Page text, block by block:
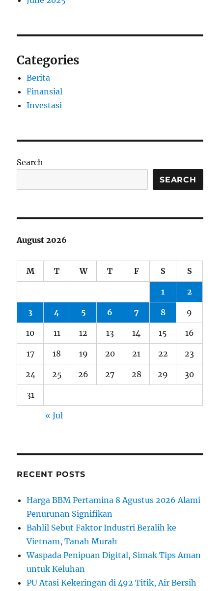
Categories
Berita
Finansial
Investasi
Search
SEARCH
August 2026
M T W T F S S
1 2
3 4 5 6 7 8 9
10 11 12 13 14 15 16
17 18 19 20 21 22 23
24 25 26 27 28 29 30
31
« Jul
RECENT POSTS
Harga BBM Pertamina 8 Agustus 2026 Alami
Penurunan Signifikan
Bahlil Sebut Faktor Industri Beralih ke
Vietnam, Tanah Murah
Waspada Penipuan Digital, Simak Tips Aman
untuk Keluhan
PU Atasi Kekeringan di 492 Titik, Air Bersih